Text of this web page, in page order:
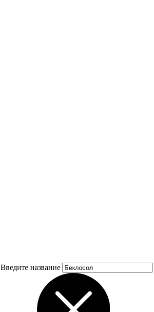
Введите название